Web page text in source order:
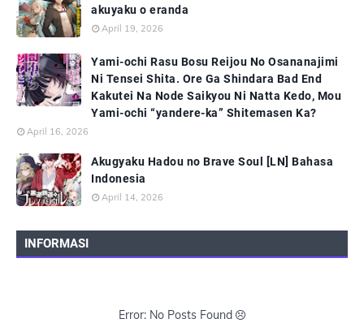
akuyaku o eranda
April 19, 2026
Yami-ochi Rasu Bosu Reijou No Osananajimi
Ni Tensei Shita. Ore Ga Shindara Bad End
Kakutei Na Node Saikyou Ni Natta Kedo, Mou
Yami-ochi “yandere-ka” Shitemasen Ka?
April 16, 2026
Akugyaku Hadou no Brave Soul [LN] Bahasa
Indonesia
April 14, 2026
INFORMASI
Error: No Posts Found